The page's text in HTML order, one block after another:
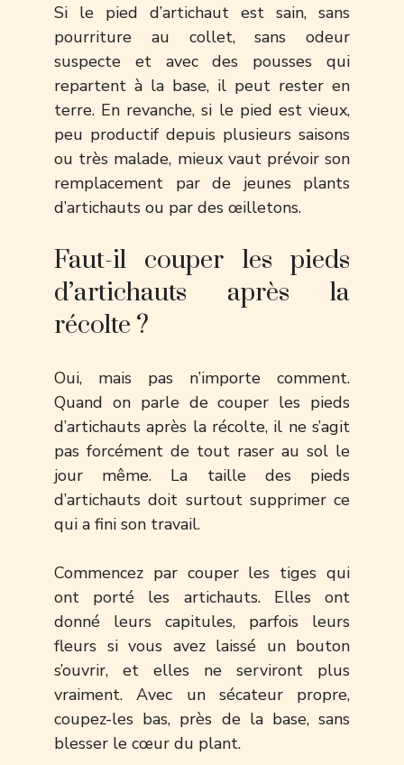
Si le pied d’artichaut est sain, sans
pourriture au collet, sans odeur
suspecte et avec des pousses qui
repartent à la base, il peut rester en
terre. En revanche, si le pied est vieux,
peu productif depuis plusieurs saisons
ou très malade, mieux vaut prévoir son
remplacement par de jeunes plants
d’artichauts ou par des œilletons.
Faut-il couper les pieds
d’artichauts après la
récolte ?
Oui, mais pas n’importe comment.
Quand on parle de couper les pieds
d’artichauts après la récolte, il ne s’agit
pas forcément de tout raser au sol le
jour même. La taille des pieds
d’artichauts doit surtout supprimer ce
qui a fini son travail.
Commencez par couper les tiges qui
ont porté les artichauts. Elles ont
donné leurs capitules, parfois leurs
fleurs si vous avez laissé un bouton
s’ouvrir, et elles ne serviront plus
vraiment. Avec un sécateur propre,
coupez-les bas, près de la base, sans
blesser le cœur du plant.